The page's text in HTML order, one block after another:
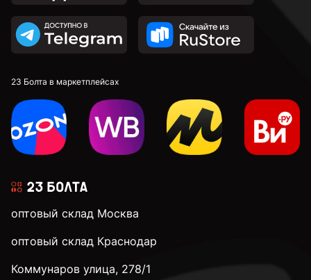
23 Болта в маркетплейсах
оптовый склад Москва
оптовый склад Краснодар
Коммунаров улица, 278/1